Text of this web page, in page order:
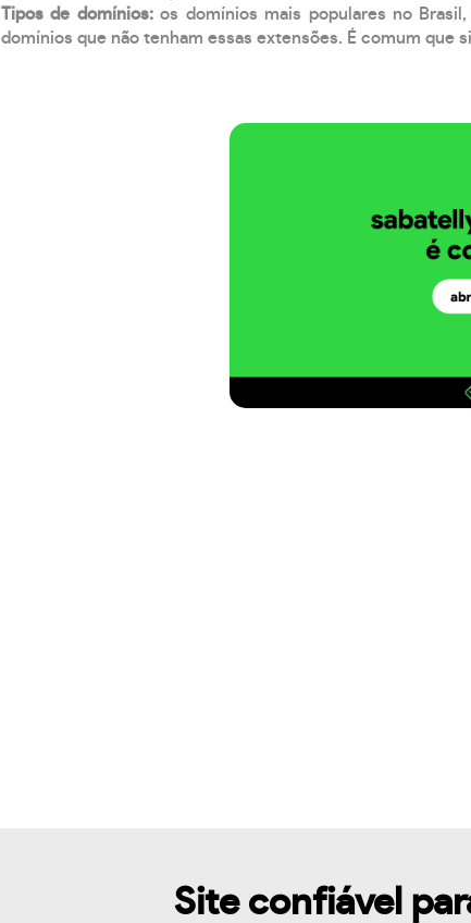
Tipos de domínios:os domínios mais populares no
domínios que não tenham essas extensões. É comum que
Site confiável